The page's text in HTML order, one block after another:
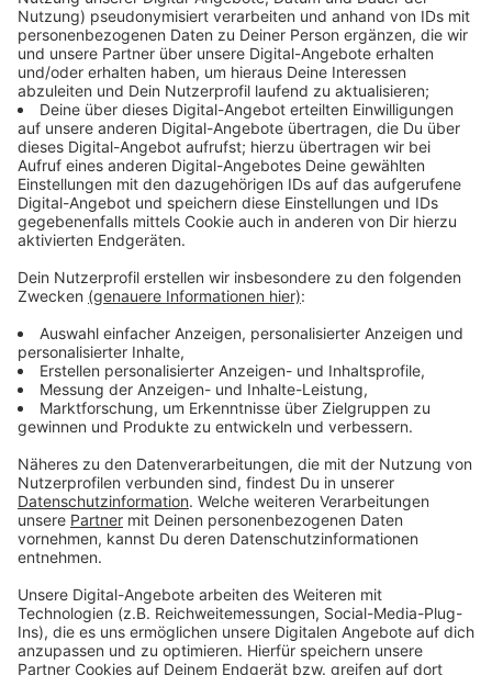
Jahre oder älter sind.
Dazu gilt jetzt eine Erleichterung für die Aufnahme
„gefährlicher Hunde“ oder von „Hunden bestimmter
Rassen“. Die Steuern werden auf Antrag für die ersten
zwei Jahre auf ein Drittel ermäßigt, soweit für das Tier
eine Haltergenehmigung sowie eine Befreiung von
Maulkorb- und Leinenzwang besteht. Auch hier gilt die
Ermäßigung auf Lebenszeit, wenn das Tier bei
Adoption schon das achte Lebensjahr vollendet hat.
Hunde“ im Tierheim eine geringere Chance auf
Vermittlung haben als ihre jungen Artgenossen, will
man so dazu beitragen, dass mehr schwerer
vermittelbare Hunde ein Zuhause finden.
Außerdem können ab sofort auch zertifizierte
Assistenzhunde von der Steuer befreit werden. Die
Zertifizierung können Menschen, die ihren
Hauptwohnsitz in NRW haben und einen Assistenzhund
besitzen, beimMinisterium für Arbeit, Gesundheit
und Soziales des Landesbeantragen. Die
Anerkennung wird befristet ausgestellt und bleibt
grundsätzlich gültig, bis der Assistenzhund das zehnte
Lebensjahr vollendet hat.
Für Hunde, die ausschließlich dem Schutz und der Hilfe